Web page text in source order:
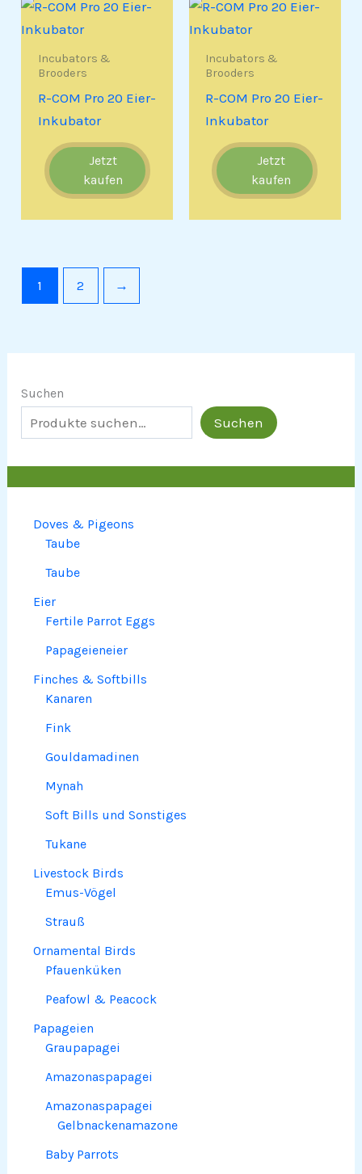
Suchen
Suchen
Doves & Pigeons
Taube
Taube
Eier
Fertile Parrot Eggs
Papageieneier
Finches & Softbills
Kanaren
Fink
Gouldamadinen
Mynah
Soft Bills und Sonstiges
Tukane
Livestock Birds
Emus-Vögel
Strauß
Ornamental Birds
Pfauenküken
Peafowl & Peacock
Papageien
Graupapagei
Amazonaspapagei
Amazonaspapagei
Gelbnackenamazone
Baby Parrots
Incubators &
Brooders
R-COM Pro 20 Eier-
Inkubator
Jetzt
kaufen
Incubators &
Brooders
R-COM Pro 20 Eier-
Inkubator
Jetzt
kaufen
1 2 →